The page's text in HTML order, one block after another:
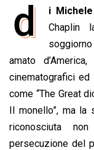
e
o
o
k
a
t
s
A
p
p
n
e
d i
Chaplin
amato
cinematografici
come “The Great
Il monello”, ma la
riconosciuta
persecuzione del